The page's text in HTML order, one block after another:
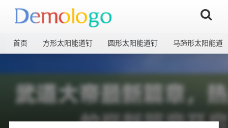
首页 方形太阳能道钉 圆形太阳能道钉 马蹄形太阳能道